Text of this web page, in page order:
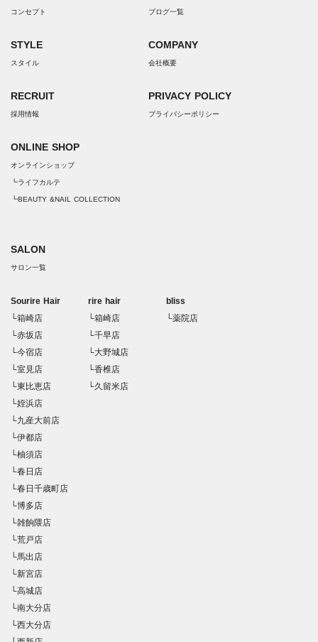
コンセプト
STYLE
スタイル
RECRUIT
採用情報
ONLINE SHOP
オンラインショップ
┗ライフカルテ
┗BEAUTY &NAIL COLLECTION
ブログ一覧
COMPANY
会社概要
PRIVACY POLICY
プライバシーポリシー
SALON
サロン一覧
Sourire Hair
└箱崎店
└赤坂店
└今宿店
└室見店
└東比恵店
└姪浜店
└九産大前店
└伊都店
└柚須店
└春日店
└春日千歳町店
└博多店
└雑餉隈店
└荒戸店
└馬出店
└新宮店
└高城店
└南大分店
└西大分店
rire hair
└箱崎店
└千早店
└大野城店
└香椎店
└久留米店
bliss
└薬院店